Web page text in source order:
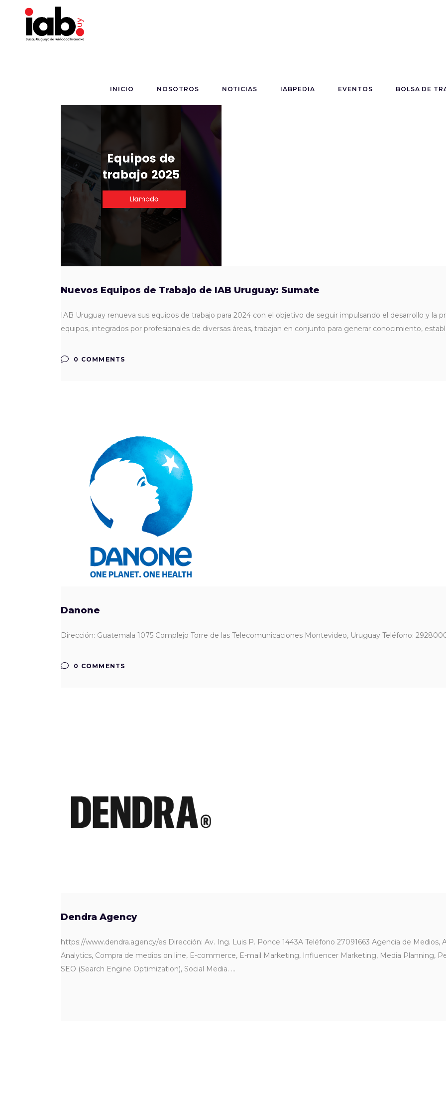
INICIO NOSOTROS NOTICIAS IABPEDIA EVENTOS BOLSA DE
Nuevos Equipos de Trabajo de IAB Uruguay: Sumate
IAB Uruguay renueva sus equipos de trabajo para 2024 con el objetivo de seguir impulsando el desarrollo y la
equipos, integrados por profesionales de diversas áreas, trabajan en conjunto para generar conocimiento,
0 COMMENTS
Danone
Dirección: Guatemala 1075 Complejo Torre de las Telecomunicaciones Montevideo, Uruguay Teléfono:
0 COMMENTS
Dendra Agency
https://www.dendra.agency/es Dirección: Av. Ing. Luis P. Ponce 1443A Teléfono 27091663 Agencia de Medios,
Analytics, Compra de medios on line, E-commerce, E-mail Marketing, Influencer Marketing, Media Planning,
SEO (Search Engine Optimization), Social Media.